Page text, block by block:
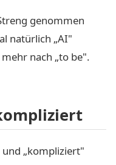
genommen
natürlich „AI"
nach „to be".
„kompliziert"